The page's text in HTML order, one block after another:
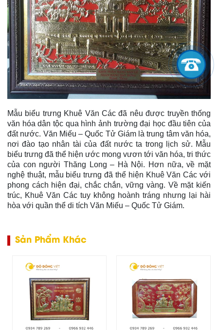
Mẫu biểu trưng Khuê Văn Các đã nêu được truyền thống
văn hóa dân tộc qua hình ảnh trường đại học đầu tiên của
đất nước. Văn Miếu – Quốc Tử Giám là trung tâm văn hóa,
nơi đào tạo nhân tài của đất nước ta trong lịch sử. Mẫu
biểu trưng đã thể hiện ước mong vươn tới văn hóa, tri thức
của con người Thăng Long – Hà Nội. Hơn nữa, về mặt
nghệ thuật, mẫu biểu trưng đã thể hiện Khuê Văn Các với
phong cách hiện đại, chắc chắn, vững vàng. Về mặt kiến
trúc, Khuê Văn Các tuy không hoành tráng nhưng lại hài
hòa với quần thể di tích Văn Miếu – Quốc Tử Giám.
Sản Phẩm Khác